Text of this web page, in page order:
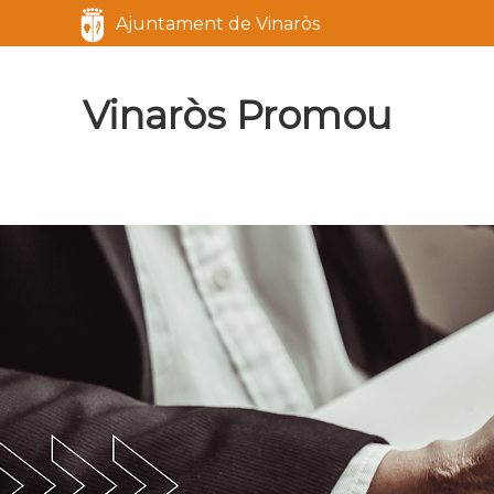
Ajuntament de Vinaròs
Marca del sitio
Vinaròs Promou